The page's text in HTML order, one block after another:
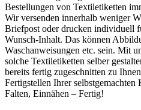
Bestellungen von Textiletiketten
Wir versenden innerhalb weniger
Briefpost oder drucken individuell
Wunsch-Inhalt. Das können
Waschanweisungen etc. sein. Mit
solche Textiletiketten selber
bereits fertig zugeschnitten zu
Fertigstellen Ihrer
Falten, Einnähen – Fertig!